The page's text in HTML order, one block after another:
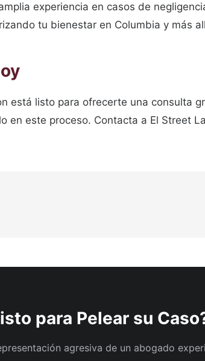
experiencia en casos de
tu bienestar en Columbia y más
está listo para ofrecerte una consulta
en este proceso. Contacta a El Street
para Pelear su
agresiva de un abogado